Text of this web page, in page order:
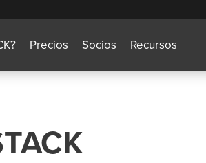
Precios Socios Recursos